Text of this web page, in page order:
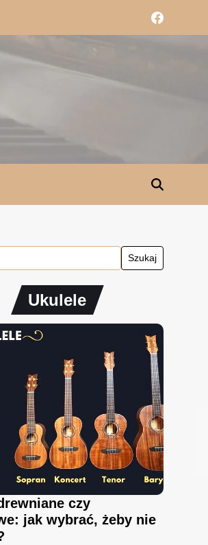
Ukulele
czy
jak wybrać, żeby nie